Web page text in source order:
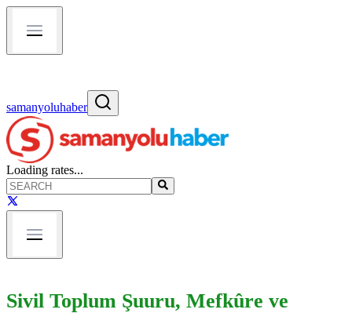
samanyoluhaber
Loading rates...
Sivil Toplum Şuuru, Mefkûre ve